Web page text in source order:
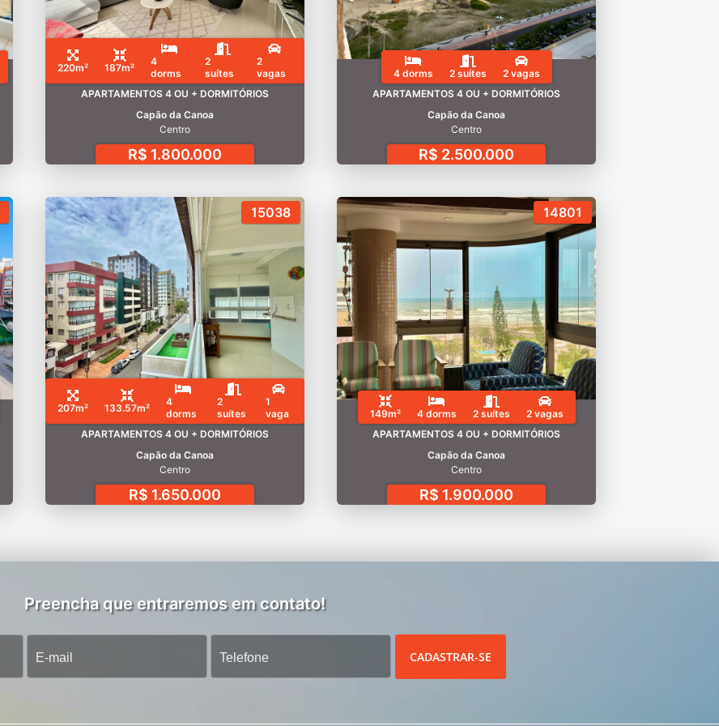
220m² 187m²
4
dorms
2
suítes
2
vagas
APARTAMENTOS 4 OU + DORMITÓRIOS
Capão da Canoa
Centro
R$ 1.800.000
4 dorms 2 suítes
2 vagas
APARTAMENTOS 4 OU + DORMITÓRIOS
Capão da Canoa
Centro
R$ 2.500.000
15038
207m² 133.57m²
4
dorms
2
suítes
1
vaga
APARTAMENTOS 4 OU + DORMITÓRIOS
Capão da Canoa
Centro
R$ 1.650.000
14801
149m² 4 dorms 2 suítes
2 vagas
APARTAMENTOS 4 OU + DORMITÓRIOS
Capão da Canoa
Centro
R$ 1.900.000
Preencha que entraremos em contato!
CADASTRAR-SE